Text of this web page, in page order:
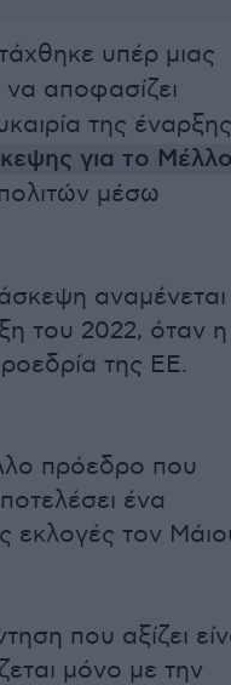
υπέρ μιας
αποφασίζει
της έναρξης
για το
μέσω
αναμένεται
του 2022, όταν η
της ΕΕ.
πρόεδρο που
ένα
εκλογές τον
που αξίζει
μόνο με την